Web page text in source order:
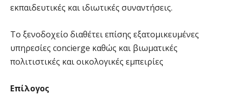
εκπαιδευτικές και ιδιωτικές συναντήσεις.
To ξενοδοχείο διαθέτει επίσης εξατομικευμένες
υπηρεσίες concierge καθώς και βιωματικές
πολιτιστικές και οικολογικές εμπειρίες
Επίλογος